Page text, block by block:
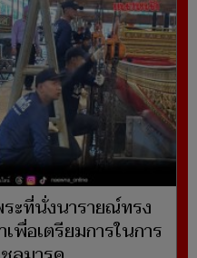
ะที่นั่งนารายณ์ทรง
พื่อเตรียมการในการ